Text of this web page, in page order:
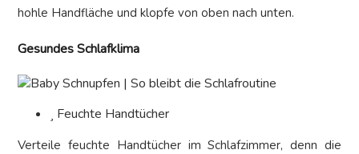
hohle Handfläche und klopfe von oben nach unten.
Gesundes Schlafklima
Feuchte Handtücher
Verteile feuchte Handtücher im Schlafzimmer, denn die